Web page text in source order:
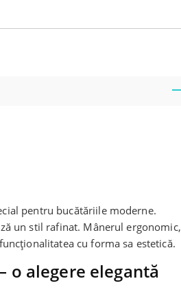
pentru bucătăriile moderne.
un stil rafinat. Mânerul ergonomic,
cu forma sa estetică.
o alegere elegantă